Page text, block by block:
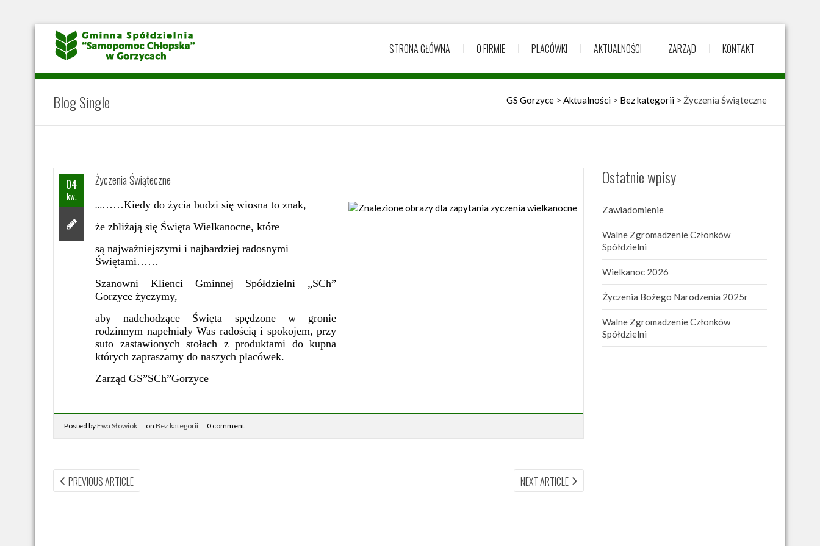
STRONA GŁÓWNA O FIRMIE PLACÓWKI AKTUALNOŚCI ZARZĄD KONTAKT
Blog Single GS Gorzyce > Aktualności > Bez kategorii > Życzenia Świąteczne
04
kw.
Życzenia Świąteczne
………Kiedy do życia budzi się wiosna to znak,
że zbliżają się Święta Wielkanocne, które
są najważniejszymi i najbardziej radosnymi
Świętami……
Szanowni Klienci Gminnej Spółdzielni „SCh”
Gorzyce życzymy,
aby nadchodzące Święta spędzone w gronie
rodzinnym napełniały Was radością i spokojem, przy
suto zastawionych stołach z produktami do kupna
których zapraszamy do naszych placówek.
Zarząd GS”SCh”Gorzyce
Posted byEwa Słowiok on Bez kategorii 0 comment
Nawigacja
PREVIOUS ARTICLE
ARTICLE:
NEXT ARTICLE
ARTICLE:
Ostatnie wpisy
Zawiadomienie
Walne Zgromadzenie Członków
Spółdzielni
Wielkanoc 2026
Życzenia Bożego Narodzenia 2025r
Walne Zgromadzenie Członków
Spółdzielni